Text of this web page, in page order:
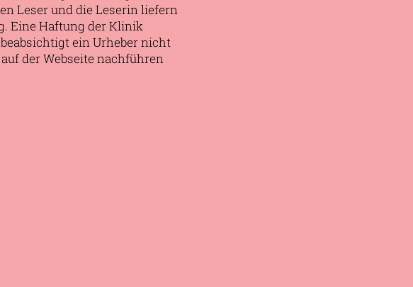
Leser und die Leserin liefern
Eine Haftung der Klinik
ein Urheber nicht
der Webseite nachführen